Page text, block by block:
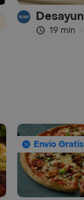
19 min ·
Envío Gratis